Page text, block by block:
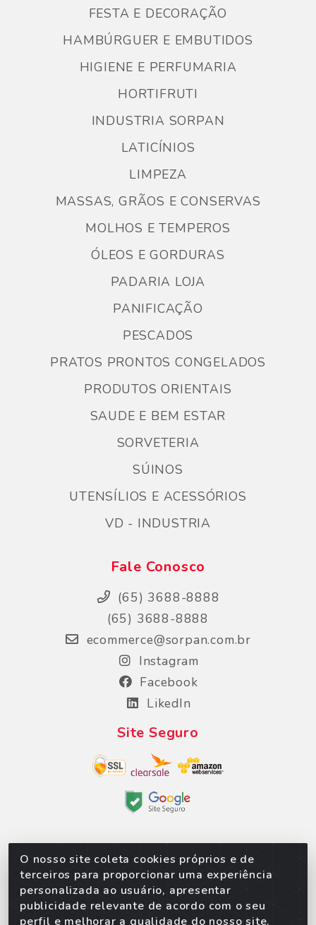
O nosso site coleta cookies próprios e de
terceiros para proporcionar uma experiência
personalizada ao usuário, apresentar
publicidade relevante de acordo com o seu
perfil e melhorar a qualidade do nosso site.
FESTA E DECORAÇÃO
HAMBÚRGUER E EMBUTIDOS
HIGIENE E PERFUMARIA
HORTIFRUTI
INDUSTRIA SORPAN
LATICÍNIOS
LIMPEZA
MASSAS, GRÃOS E CONSERVAS
MOLHOS E TEMPEROS
ÓLEOS E GORDURAS
PADARIA LOJA
PANIFICAÇÃO
PESCADOS
PRATOS PRONTOS CONGELADOS
PRODUTOS ORIENTAIS
SAUDE E BEM ESTAR
SORVETERIA
SÚINOS
UTENSÍLIOS E ACESSÓRIOS
VD - INDUSTRIA
Fale Conosco
(65) 3688-8888
(65) 3688-8888
ecommerce@sorpan.com.br
Instagram
Facebook
LikedIn
Site Seguro
Sorpan - Rodovia dos Imigrantes, Lote 06, São
Matheus, Várzea Grande/MT – CEP 78152-135 -
CNPJ 02.623.537/0010-24